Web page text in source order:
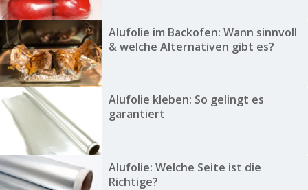
Alufolie im Backofen: Wann sinnvoll
& welche Alternativen gibt es?
Alufolie kleben: So gelingt es
garantiert
Alufolie: Welche Seite ist die
Richtige?